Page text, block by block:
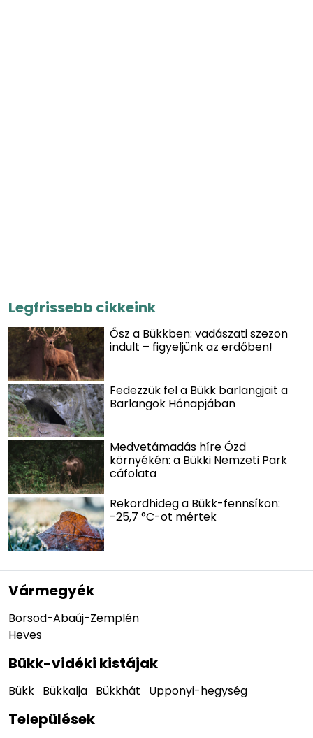
Legfrissebb cikkeink
Ősz a Bükkben: vadászati szezon
indult – figyeljünk az erdőben!
Fedezzük fel a Bükk barlangjait a
Barlangok Hónapjában
Medvetámadás híre Ózd
környékén: a Bükki Nemzeti Park
cáfolata
Rekordhideg a Bükk-fennsíkon:
-25,7 °C-ot mértek
Vármegyék
Borsod-Abaúj-Zemplén
Heves
Bükk-vidéki kistájak
Bükk Bükkalja Bükkhát Upponyi-hegység
Települések